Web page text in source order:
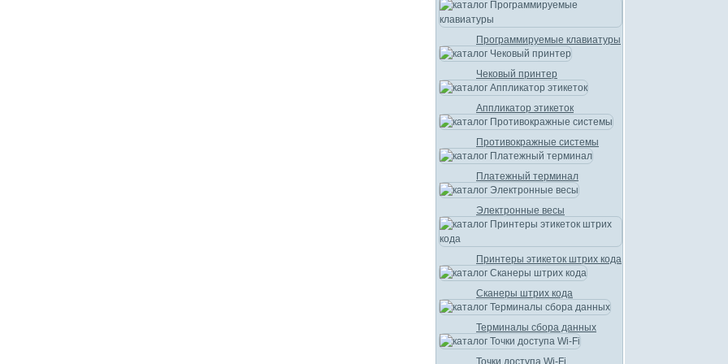
Программируемые клавиатуры
Чековый принтер
Аппликатор этикеток
Противокражные системы
Платежный терминал
Электронные весы
Принтеры этикеток штрих кода
Сканеры штрих кода
Терминалы сбора данных
Точки доступа Wi-Fi